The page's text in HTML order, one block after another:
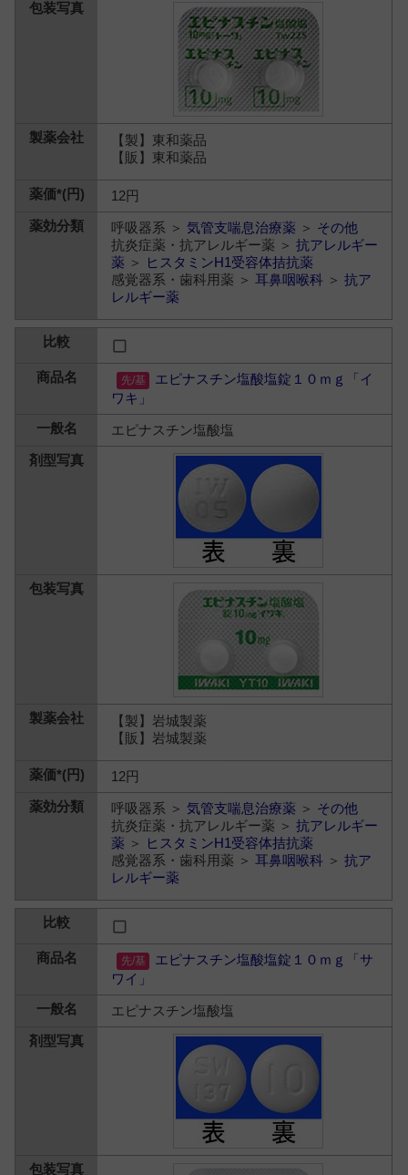
【製】東和薬品
【販】東和薬品
12円
呼吸器系 ＞気管支喘息治療薬 ＞ その他
抗炎症薬・抗アレルギー薬 ＞抗アレルギー
薬 ＞
ヒスタミンH1受容体拮抗薬
感覚器系・歯科用薬 ＞耳鼻咽喉科 ＞抗ア
レルギー薬
エピナスチン塩酸塩錠１０ｍｇ「イ
ワキ」
エピナスチン塩酸塩
【製】岩城製薬
【販】岩城製薬
12円
呼吸器系 ＞気管支喘息治療薬 ＞ その他
抗炎症薬・抗アレルギー薬 ＞抗アレルギー
薬 ＞
ヒスタミンH1受容体拮抗薬
感覚器系・歯科用薬 ＞耳鼻咽喉科 ＞抗ア
レルギー薬
エピナスチン塩酸塩錠１０ｍｇ「サ
ワイ」
エピナスチン塩酸塩